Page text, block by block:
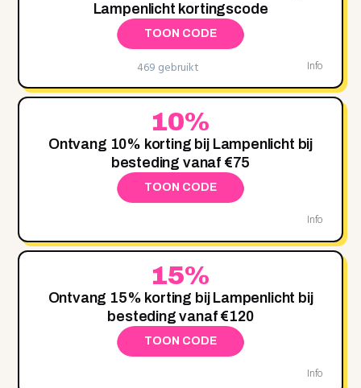
Lampenlicht kortingscode
TOON CODE
469 gebruikt Info
10%
Ontvang 10% korting bij Lampenlicht bij
besteding vanaf €75
TOON CODE
Info
15%
Ontvang 15% korting bij Lampenlicht bij
besteding vanaf €120
TOON CODE
Info